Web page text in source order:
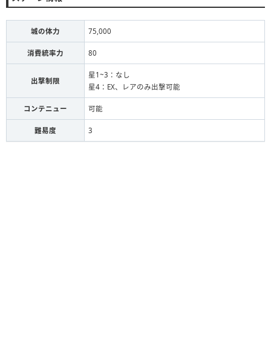
城の体力 75,000
消費統率力 80
出撃制限
星1~3：なし
星4：EX、レアのみ出撃可能
コンテニュー 可能
難易度 3